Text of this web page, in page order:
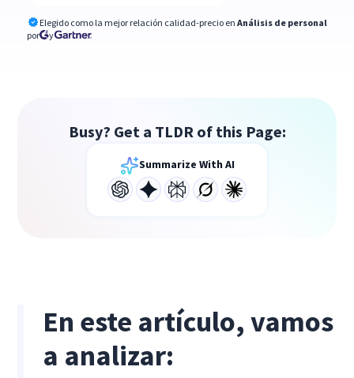
Elegido como la mejor relación calidad-precio en Análisis de personal
por
y
Busy? Get a TLDR of this Page:
Summarize With AI
En este artículo, vamos
a analizar: